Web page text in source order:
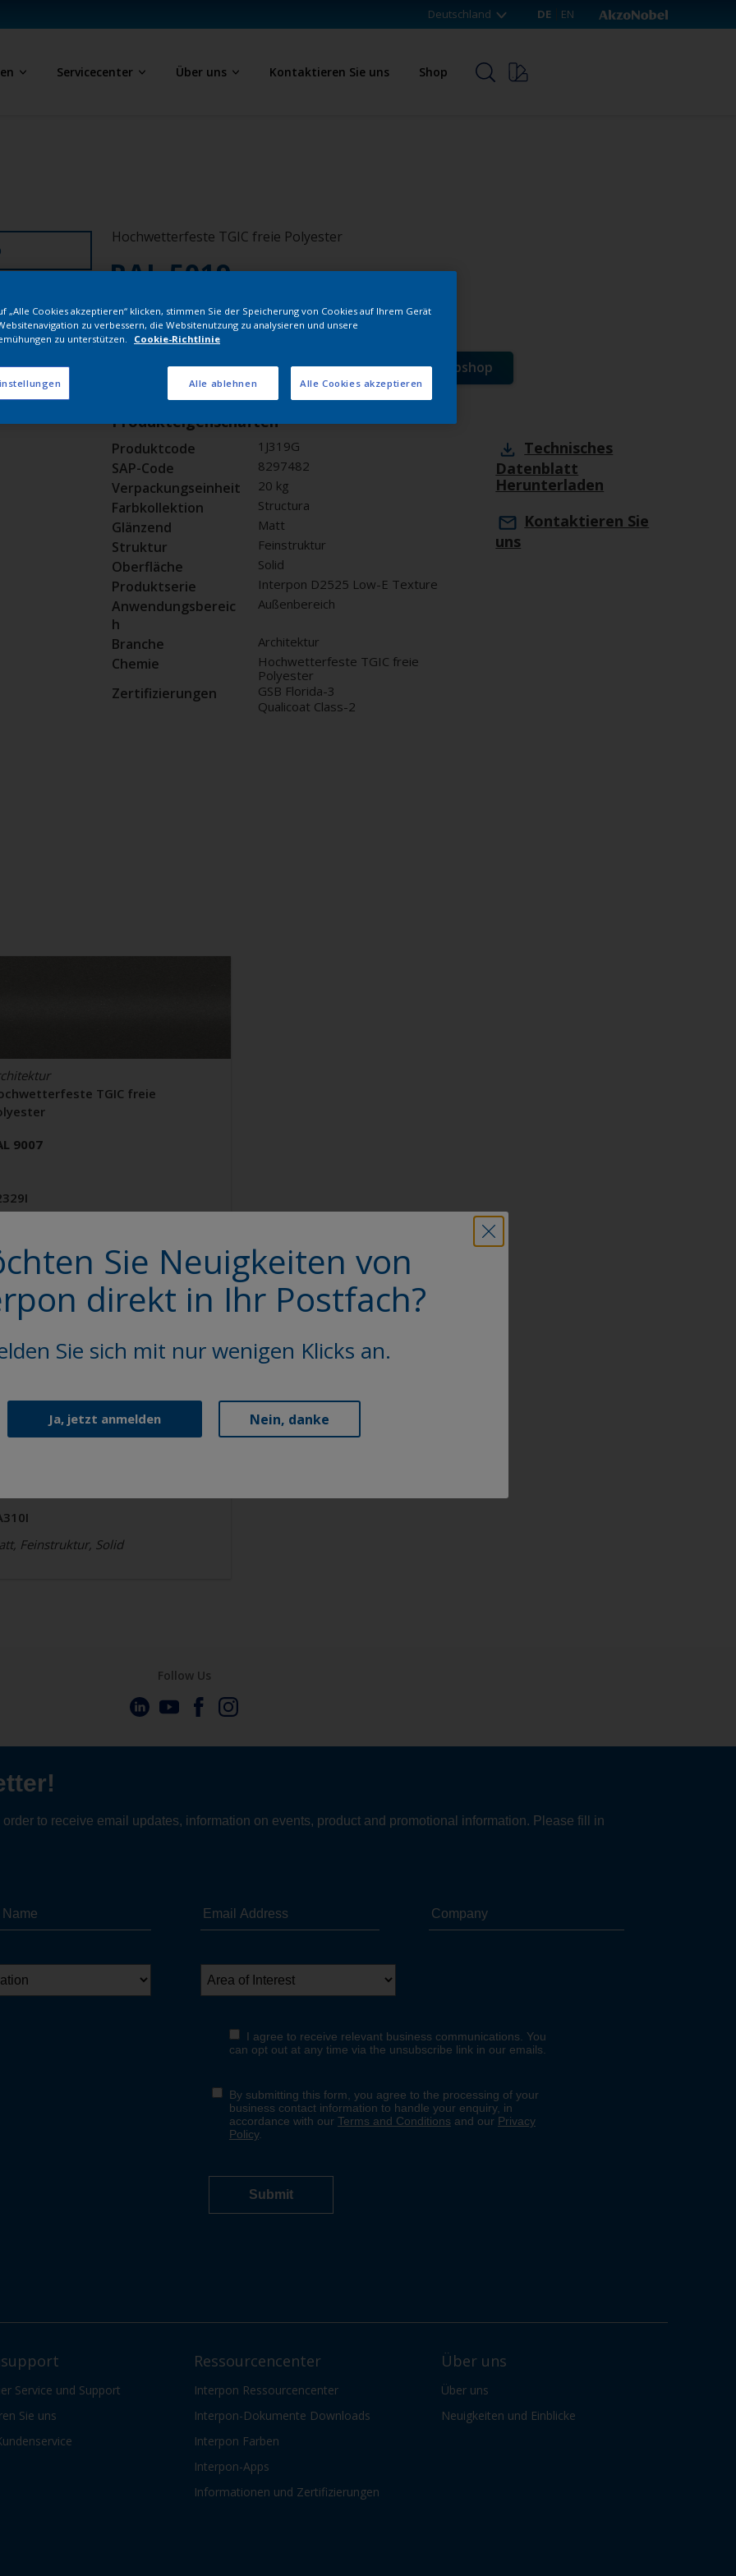
Deutschland DE EN
Servicecenter Über uns Kontaktieren Sie uns Shop
Hochwetterfeste TGIC freie Polyester
RAL 5019
1J319G
Muster bestellen Bestellen Sie direkt im Webshop
Produkteigenschaften
Produktcode 1J319G
SAP-Code 8297482
Verpackungseinheit 20 kg
Farbkollektion Structura
Glänzend Matt
Struktur Feinstruktur
Oberfläche Solid
Produktserie Interpon D2525 Low-E Texture
Anwendungsbereic
h
Außenbereich
Branche Architektur
Chemie
Hochwetterfeste TGIC freie
Polyester
Zertifizierungen
GSB Florida-3
Qualicoat Class-2
Technisches
Datenblatt
Herunterladen
Kontaktieren Sie
uns
TGIC freie
9007
TGIC freie
Feinstruktur, Solid
Sie Neuigkeiten von
direkt in Ihr Postfach?
Sie sich mit nur wenigen Klicks an.
Ja, jetzt anmelden Nein, danke
Follow Us
Service und Support
Sie uns
Ressourcencenter
Interpon Ressourcencenter
Interpon-Dokumente Downloads
Interpon Farben
Interpon-Apps
Informationen und Zertifizierungen
Über uns
Über uns
Neuigkeiten und Einblicke
„Alle Cookies akzeptieren“ klicken, stimmen Sie der Speicherung von Cookies auf Ihrem Gerät
zu verbessern, die Websitenutzung zu analysieren und unsere
zu unterstützen.
Cookie-Richtlinie
Alle ablehnen Alle Cookies akzeptieren